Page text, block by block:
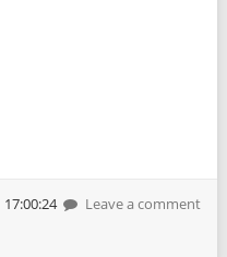
17:00:24
Leave a comment